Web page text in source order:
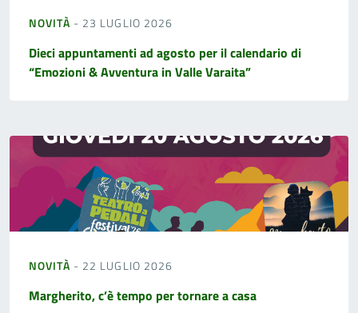
NOVITÀ - 23 LUGLIO 2026
Dieci appuntamenti ad agosto per il calendario di
“Emozioni & Avventura in Valle Varaita”
NOVITÀ - 22 LUGLIO 2026
Margherito, c’è tempo per tornare a casa